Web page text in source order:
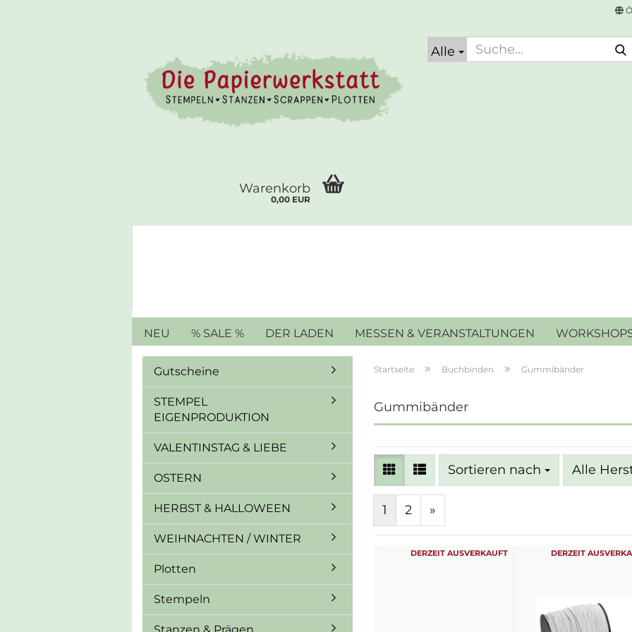
Alle
Warenkorb
0,00 EUR
NEU % SALE % DER LADEN MESSEN & VERANSTALTUNGEN
Startseite » Buchbinden » Gummibänder
Gummibänder
Sortieren nach
Sortieren nach Alle
1 2 »
DERZEIT AUSVERKAUFT DERZEIT
Gutscheine
STEMPEL
EIGENPRODUKTION
VALENTINSTAG & LIEBE
OSTERN
HERBST & HALLOWEEN
WEIHNACHTEN / WINTER
Plotten
Stempeln